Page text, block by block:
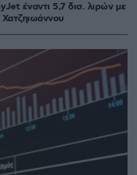
έναντι 5,7 δισ. λιρών με
Χατζηιωάννου